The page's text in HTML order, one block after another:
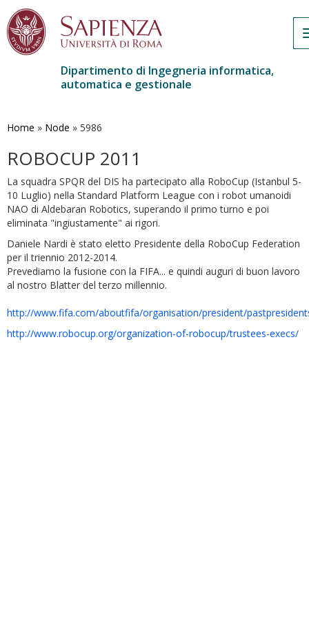
contenuto
Dipartimento di Ingegneria informatica,
automatica e gestionale
Home » Node » 5986
ROBOCUP 2011
La squadra SPQR del DIS ha partecipato alla RoboCup (Istanbul 5-
10 Luglio) nella Standard Platform League con i robot umanoidi
NAO di Aldebaran Robotics, superando il primo turno e poi
eliminata "ingiustamente" ai rigori.
Daniele Nardi è stato eletto Presidente della RoboCup Federation
per il triennio 2012-2014.
Prevediamo la fusione con la FIFA... e quindi auguri di buon lavoro
al nostro Blatter del terzo millennio.
http://www.fifa.com/aboutfifa/organisation/president/
http://www.robocup.org/organization-of-robocup/trustees-execs/